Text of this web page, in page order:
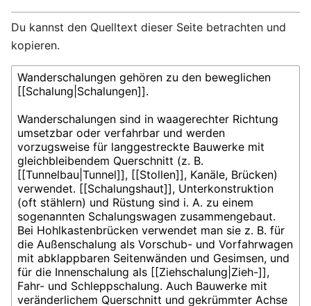
Du kannst den Quelltext dieser Seite betrachten und
kopieren.